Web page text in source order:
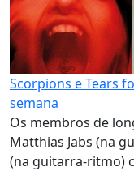
Scorpions e Tears
semana
Os membros de
Matthias Jabs (na
(na guitarra-ritmo)